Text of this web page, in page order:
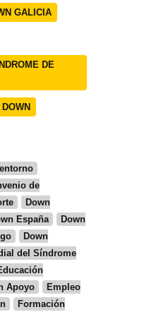
GALICIA
DE
de
Down
España
Down
Down
del Síndrome
Apoyo
Empleo
Formación